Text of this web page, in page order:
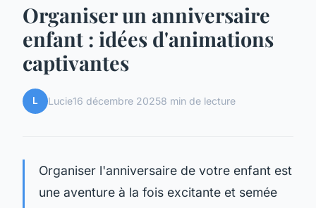
Organiser un anniversaire
enfant : idées d'animations
captivantes
L Lucie16 décembre 20258 min de lecture
Organiser l'anniversaire de votre enfant est
une aventure à la fois excitante et semée